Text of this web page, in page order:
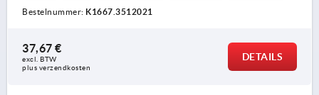
Bestelnummer: K1667.3512021
37,67 €
excl. BTW
plus verzendkosten
DETAILS